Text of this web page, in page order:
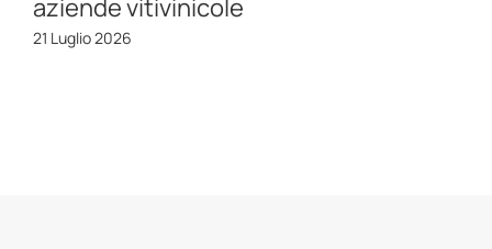
aziende vitivinicole
21 Luglio 2026